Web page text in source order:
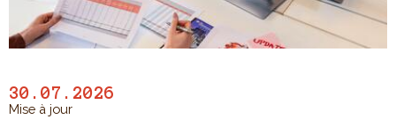
30.07.2026
Mise à jour